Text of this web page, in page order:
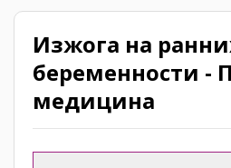
Изжога на
беременности -
медицина